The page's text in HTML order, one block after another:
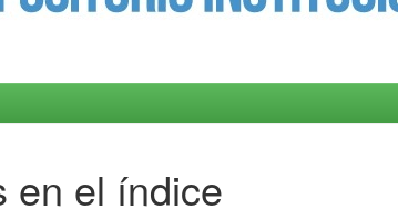
en el índice